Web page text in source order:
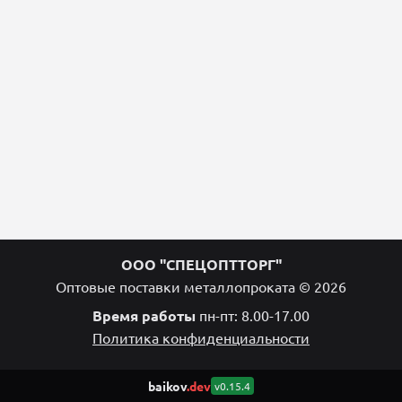
ООО "СПЕЦОПТТОРГ"
Оптовые поставки металлопроката © 2026
Время работы пн-пт: 8.00-17.00
Политика конфиденциальности
baikov.dev v0.15.4